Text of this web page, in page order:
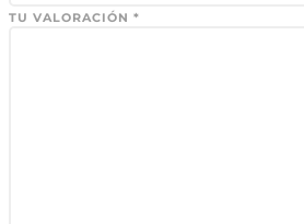
TU VALORACIÓN *